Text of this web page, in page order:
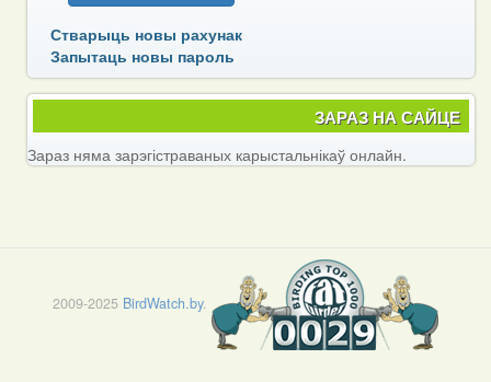
Стварыць новы рахунак
Запытаць новы пароль
ЗАРАЗ НА САЙЦЕ
Зараз няма зарэгістраваных карыстальнікаў онлайн.
2009-2025 BirdWatch.by.